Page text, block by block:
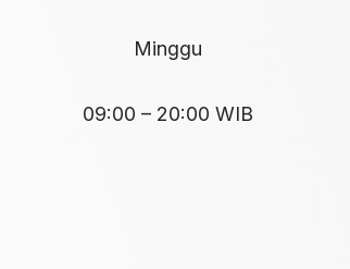
Minggu
09:00 – 20:00 WIB